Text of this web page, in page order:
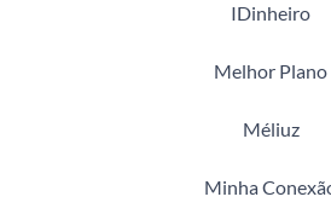
IDinheiro
Melhor Plano
Méliuz
Minha